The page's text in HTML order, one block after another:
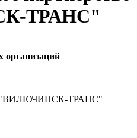
ТРАНС"
организаций
"ВИЛЮЧИНСК-ТРАНС"